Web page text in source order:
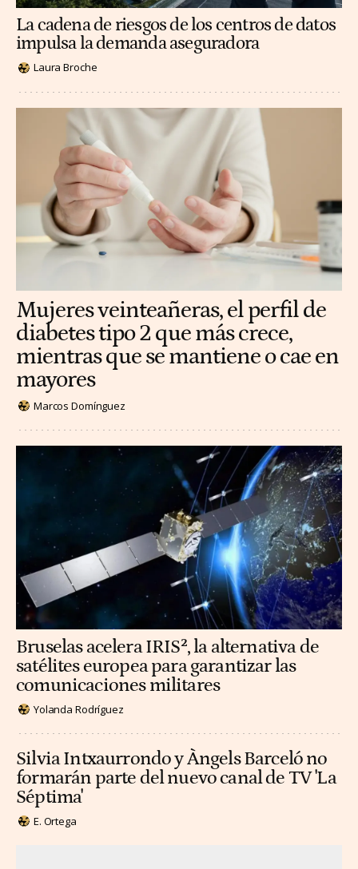
La cadena de riesgos de los centros de datos
impulsa la demanda aseguradora
Laura Broche
Mujeres veinteañeras, el perfil de
diabetes tipo 2 que más crece,
mientras que se mantiene o cae en
mayores
Marcos Domínguez
Bruselas acelera IRIS², la alternativa de
satélites europea para garantizar las
comunicaciones militares
Yolanda Rodríguez
Silvia Intxaurrondo y Àngels Barceló no
formarán parte del nuevo canal de TV 'La
Séptima'
E. Ortega